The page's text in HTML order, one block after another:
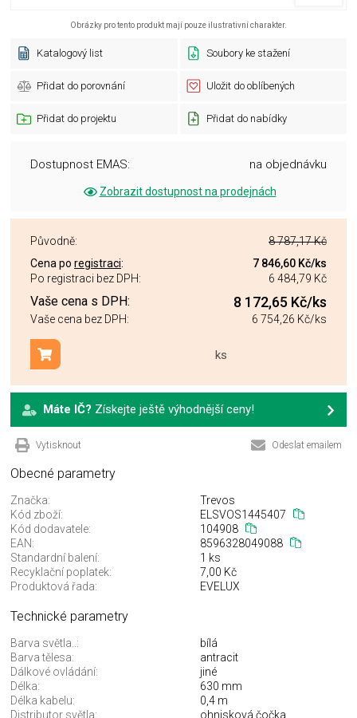
Obrázky pro tento produkt mají pouze ilustrativní charakter.
Katalogový list Soubory ke stažení
Přidat do porovnání Uložit do oblíbených
Přidat do projektu Přidat do nabídky
Dostupnost EMAS: na objednávku
Zobrazit dostupnost na prodejnách
Původně:
8 787,17 Kč
Cena po registraci: 7 846,60 Kč/ks
Po registraci bez DPH:
6 484,79 Kč
Vaše cena s DPH: 8 172,65 Kč/ks
Vaše cena bez DPH: 6 754,26 Kč/ks
ks
Přidat do košíku
Máte IČ? Získejte ještě výhodnější ceny!
Vytisknout Odeslat emailem
Obecné parametry
Značka:
Trevos
Kód zboží:
ELSVOS1445407
Kód dodavatele:
104908
EAN:
8596328049088
Standardní balení:
1 ks
Recyklační poplatek:
7,00 Kč
Produktová řada:
EVELUX
Technické parametry
Barva světla..:
bílá
Barva tělesa:
antracit
Dálkové ovládání:
jiné
Délka:
630 mm
Délka kabelu:
0,4 m
Distributor světla:
ohnisková čočka